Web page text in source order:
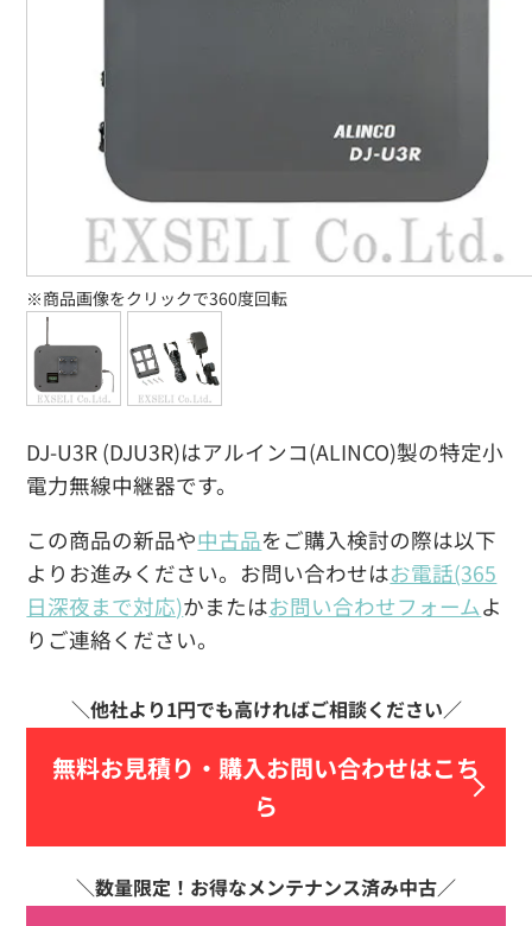
DJ-U3R (DJU3R)はアルインコ(ALINCO)製の特定小
電力無線中継器です。
この商品の新品や中古品をご購入検討の際は以下
よりお進みください。お問い合わせはお電話(365
日深夜まで対応)かまたはお問い合わせフォームよ
りご連絡ください。
無料お見積り・ 購入お問い合わせはこち
ら
※商品画像をクリックで360度回転